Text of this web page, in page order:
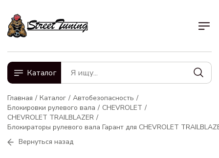
Каталог
Главная Каталог
Автобезопасность
Блокировки рулевого вала
CHEVROLET
CHEVROLET TRAILBLAZER
Блокираторы рулевого вала Гарант для CHEVROLET
Вернуться назад